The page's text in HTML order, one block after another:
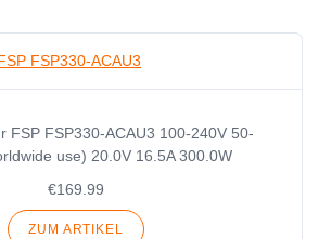
FSP FSP330-ACAU3 100-240V 50-
use) 20.0V 16.5A 300.0W
€169.99
ZUM ARTIKEL